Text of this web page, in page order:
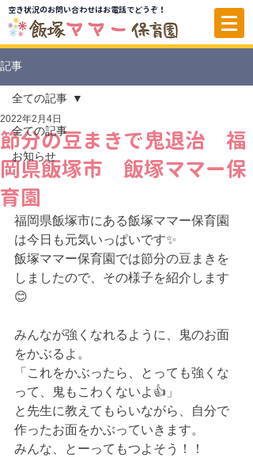
空き状況のお問い合わせはお電話でどうぞ！
記事
全ての記事
お知らせ
全ての記事
節分の豆まきで鬼退治 福
岡県飯塚市 飯塚ママー保
育園
2022年2月4日
福岡県飯塚市にある飯塚ママー保育園
は今日も元気いっぱいです✨
飯塚ママー保育園では節分の豆まきを
しましたので、その様子を紹介します
😊
みんなが強くなれるように、鬼のお面
をかぶるよ。
「これをかぶったら、とっても強くな
って、鬼もこわくないよ👍」
と先生に教えてもらいながら、自分で
作ったお面をかぶっていきます。
みんな、とーってもつよそう！！